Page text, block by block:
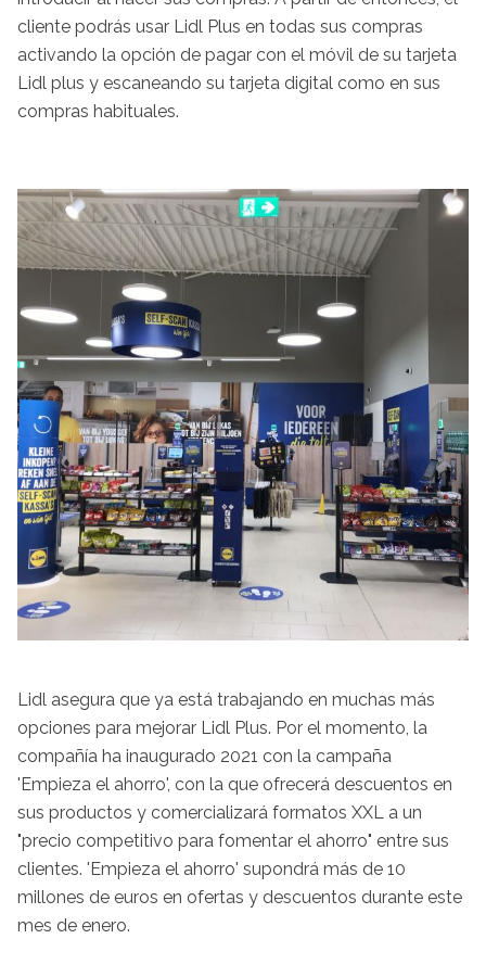
cliente podrás usar Lidl Plus en todas sus compras
activando la opción de pagar con el móvil de su tarjeta
Lidl plus y escaneando su tarjeta digital como en sus
compras habituales.
Lidl asegura que ya está trabajando en muchas más
opciones para mejorar Lidl Plus. Por el momento, la
compañía ha inaugurado 2021 con la campaña
'Empieza el ahorro', con la que ofrecerá descuentos en
sus productos y comercializará formatos XXL a un
"precio competitivo para fomentar el ahorro" entre sus
clientes. 'Empieza el ahorro' supondrá más de 10
millones de euros en ofertas y descuentos durante este
mes de enero.